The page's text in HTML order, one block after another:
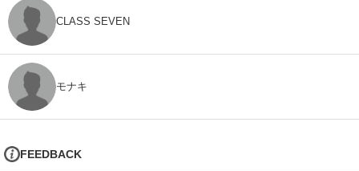
CLASS SEVEN
モナキ
FEEDBACK